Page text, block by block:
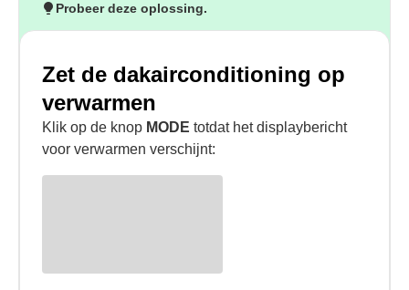
Probeer deze oplossing.
Zet de dakairconditioning op
verwarmen
Klik op de knop MODE totdat het displaybericht
voor verwarmen verschijnt: